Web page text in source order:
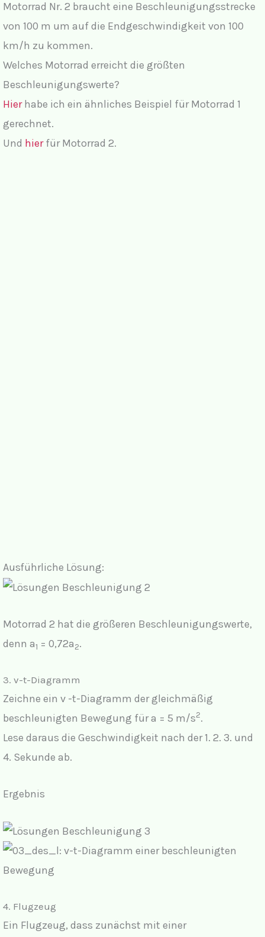
Motorrad Nr. 2 braucht eine Beschleunigungsstrecke
von 100 m um auf die Endgeschwindigkeit von 100
km/h zu kommen.
Welches Motorrad erreicht die größten
Beschleunigungswerte?
Hierhabe ich ein ähnliches Beispiel für Motorrad 1
gerechnet.
Und hierfür Motorrad 2.
Ausführliche Lösung:
Motorrad 2 hat die größeren Beschleunigungswerte,
denn a1 = 0,72a 2.
3. v-t-Diagramm
Zeichne ein v -t-Diagramm der gleichmäßig
beschleunigten Bewegung für a = 5 m/s2.
Lese daraus die Geschwindigkeit nach der 1. 2. 3. und
4. Sekunde ab.
Ergebnis
4. Flugzeug
Ein Flugzeug, dass zunächst mit einer